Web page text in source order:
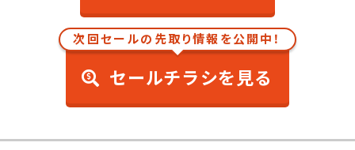
次回セールの先取り情報を公開中！
セールチラシを見る